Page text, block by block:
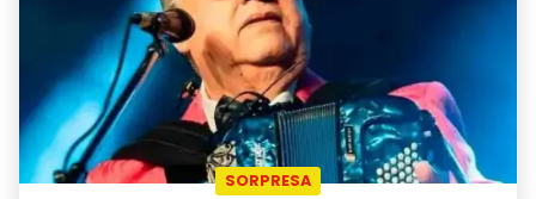
SORPRESA